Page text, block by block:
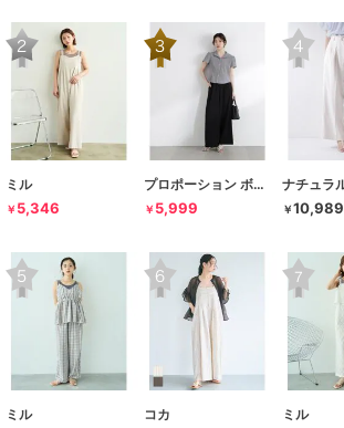
ミル
￥ 5,346
プロポーション ボディドレッシング
￥ 5,999 ￥10,989
ミル コカ ミル